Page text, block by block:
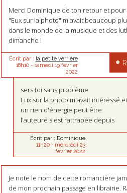
Merci Dominique de ton retour et
"Eux sur la photo" m'avait beaucoup
dans le monde de la musique et des
dimanche !
Écrit par : la petite verrière
18h10- samedi 19 février
2022
sers toi sans problème
Eux sur la photo m'avait intéressé
un rien d'énergie peut être
l'auteure s'est rattrapée depuis
Écrit par : Dominique
11h20- mercredi 23
février 2022
Je note le nom de cette romancière
de mon prochain passage en librairie.